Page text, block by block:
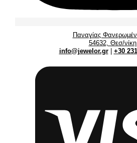
Παναγίας
54632, Θεσ/νίκη
info@jewelor.gr| +30